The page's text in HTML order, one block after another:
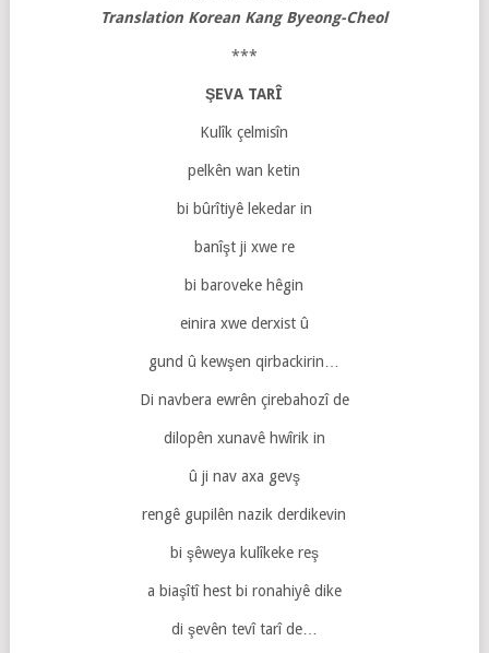
Translation Korean Kang Byeong-Cheol
***
ŞEVA TARÎ
Kulîk çelmisîn
pelkên wan ketin
bi bûrîtiyê lekedar in
banîşt ji xwe re
bi baroveke hêgin
einira xwe derxist û
gund û kewşen qirbackirin…
Di navbera ewrên çirebahozî de
dilopên xunavê hwîrik in
û ji nav axa gevş
rengê gupilên nazik derdikevin
bi şêweya kulîkeke reş
a biaşîtî hest bi ronahiyê dike
di şevên tevî tarî de…